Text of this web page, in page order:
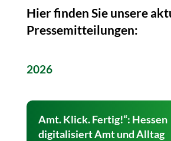
Hier finden Sie unsere
Pressemitteilungen:
2026
Amt. Klick. Fertig!“: Hessen
digitalisiert Amt und Alltag